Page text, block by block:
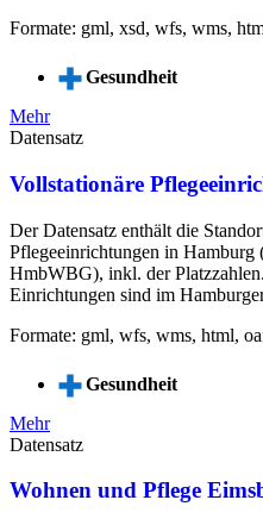
Formate: gml, xsd, wfs, wms,
Gesundheit
Mehr
Datensatz
Vollstationäre
Der Datensatz enthält die
Pflegeeinrichtungen in Hamburg
HmbWBG), inkl. der
Einrichtungen sind im
Formate: gml, wfs, wms, html,
Gesundheit
Mehr
Datensatz
Wohnen und Pflege